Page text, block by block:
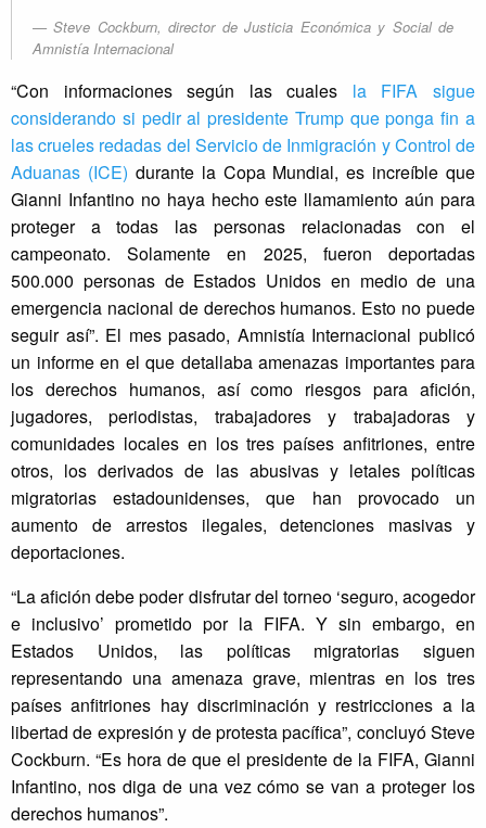
Steve Cockburn, director de Justicia Económica y Social de
Amnistía Internacional
“Con informaciones según las cuales la FIFA sigue
considerando si pedir al presidente Trump que ponga fin a
las crueles redadas del Servicio de Inmigración y Control de
Aduanas (ICE) durante la Copa Mundial, es increíble que
Gianni Infantino no haya hecho este llamamiento aún para
proteger a todas las personas relacionadas con el
campeonato. Solamente en 2025, fueron deportadas
500.000 personas de Estados Unidos en medio de una
emergencia nacional de derechos humanos. Esto no puede
seguir así”. El mes pasado, Amnistía Internacional publicó
un informe en el que detallaba amenazas importantes para
los derechos humanos, así como riesgos para afición,
jugadores, periodistas, trabajadores y trabajadoras y
comunidades locales en los tres países anfitriones, entre
otros, los derivados de las abusivas y letales políticas
migratorias estadounidenses, que han provocado un
aumento de arrestos ilegales, detenciones masivas y
deportaciones.
“La afición debe poder disfrutar del torneo ‘seguro, acogedor
e inclusivo’ prometido por la FIFA. Y sin embargo, en
Estados Unidos, las políticas migratorias siguen
representando una amenaza grave, mientras en los tres
países anfitriones hay discriminación y restricciones a la
libertad de expresión y de protesta pacífica”, concluyó Steve
Cockburn. “Es hora de que el presidente de la FIFA, Gianni
Infantino, nos diga de una vez cómo se van a proteger los
derechos humanos”.